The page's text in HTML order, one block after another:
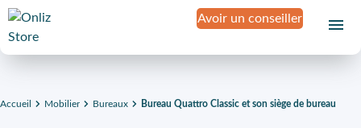
Avoir un conseiller
Accueil Mobilier Bureaux Bureau Quattro Classic et son siège de bureau